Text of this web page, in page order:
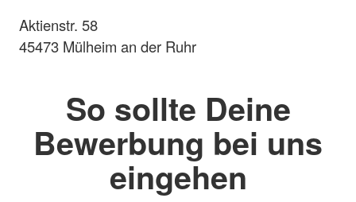
Aktienstr. 58
45473 Mülheim an der Ruhr
So sollte Deine
Bewerbung bei uns
eingehen